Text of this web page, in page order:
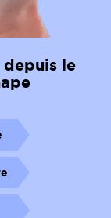
depuis le